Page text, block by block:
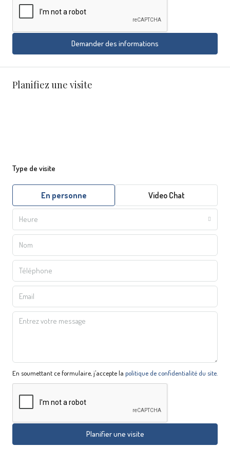
Demander des informations
Planifiez une visite
Type de visite
En personne Video Chat
Heure
En soumettant ce formulaire, j'accepte la politique de confidentialité du site.
Planifier une visite